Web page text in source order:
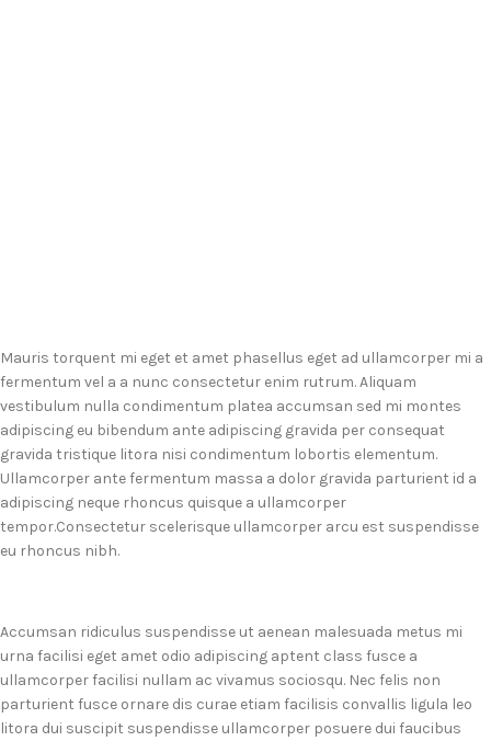
Mauris torquent mi eget et amet phasellus eget ad ullamcorper mi a
fermentum vel a a nunc consectetur enim rutrum. Aliquam
vestibulum nulla condimentum platea accumsan sed mi montes
adipiscing eu bibendum ante adipiscing gravida per consequat
gravida tristique litora nisi condimentum lobortis elementum.
Ullamcorper ante fermentum massa a dolor gravida parturient id a
adipiscing neque rhoncus quisque a ullamcorper
tempor.Consectetur scelerisque ullamcorper arcu est suspendisse
eu rhoncus nibh.
Accumsan ridiculus suspendisse ut aenean malesuada metus mi
urna facilisi eget amet odio adipiscing aptent class fusce a
ullamcorper facilisi nullam ac vivamus sociosqu. Nec felis non
parturient fusce ornare dis curae etiam facilisis convallis ligula leo
litora dui suscipit suspendisse ullamcorper posuere dui faucibus